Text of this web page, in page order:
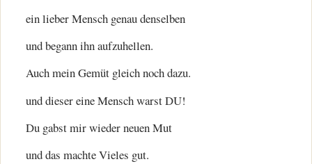
ein lieber Mensch genau denselben
und begann ihn aufzuhellen.
Auch mein Gemüt gleich noch dazu.
und dieser eine Mensch warst DU!
Du gabst mir wieder neuen Mut
und das machte Vieles gut.